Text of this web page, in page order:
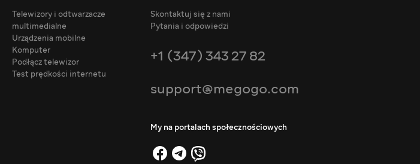
Telewizory i odtwarzacze
multimedialne
Urządzenia mobilne
Komputer
Podłącz telewizor
Test prędkości internetu
Skontaktuj się z nami
Pytania i odpowiedzi
+1 (347) 343 27 82
support@megogo.com
My na portalach społecznościowych